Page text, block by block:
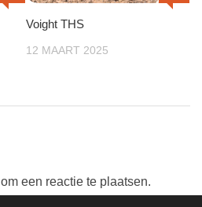
Voight THS
12 MAART 2025
om een reactie te plaatsen.